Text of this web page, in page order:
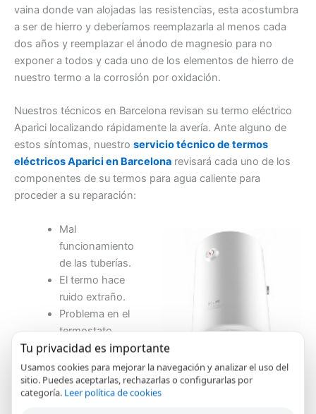
vaina donde van alojadas las resistencias, esta acostumbra
a ser de hierro y deberíamos reemplazarla al menos cada
dos años y reemplazar el ánodo de magnesio para no
exponer a todos y cada uno de los elementos de hierro de
nuestro termo a la corrosión por oxidación.
Nuestros técnicos en Barcelona revisan su termo eléctrico
Aparici localizando rápidamente la avería. Ante alguno de
estos síntomas, nuestro servicio técnico de termos
eléctricos Aparici en Barcelona revisará cada uno de los
componentes de su termos para agua caliente para
proceder a su reparación:
Mal
funcionamiento
de las tuberías.
El termo hace
ruido extraño.
Problema en el
termostato.
La temperatura
no varía.
La temperatura es
extremadamente alta o baja.
Tu privacidad es importante
Usamos cookies para mejorar la navegación y analizar el uso del
sitio. Puedes aceptarlas, rechazarlas o configurarlas por
categoría. Leer política de cookies